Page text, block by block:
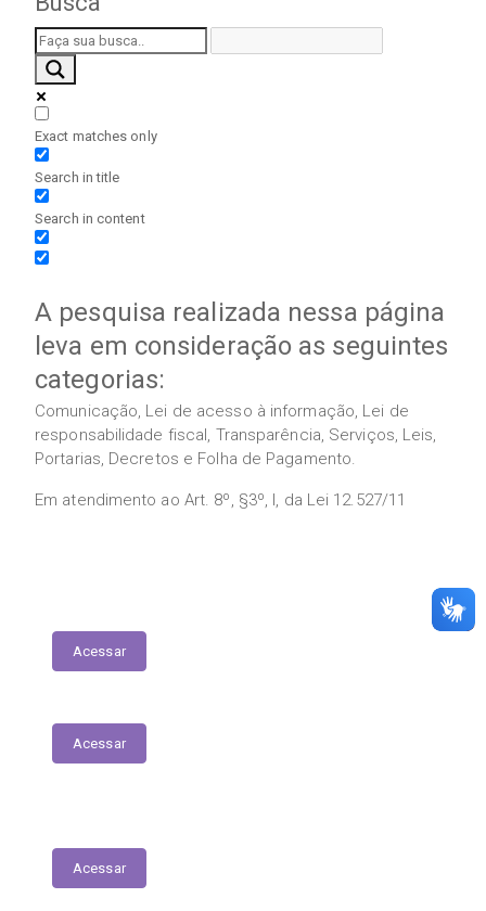
Exact matches only
Search in title
Search in content
A pesquisa realizada nessa página
leva em consideração as seguintes
categorias:
Comunicação, Lei de acesso à informação, Lei de
responsabilidade fiscal, Transparência, Serviços, Leis,
Portarias, Decretos e Folha de Pagamento.
Em atendimento ao Art. 8º, §3º, I, da Lei 12.527/11
Acessar
Acessar
Acessar